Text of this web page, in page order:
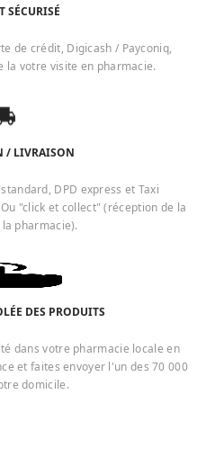
SÉCURISÉ
de crédit, Digicash / Payconiq,
la votre visite en pharmacie.
/ LIVRAISON
DPD express et Taxi
"click et collect" (réception de la
pharmacie).
DES PRODUITS
dans votre pharmacie locale en
et faites envoyer l'un des 70 000
domicile.